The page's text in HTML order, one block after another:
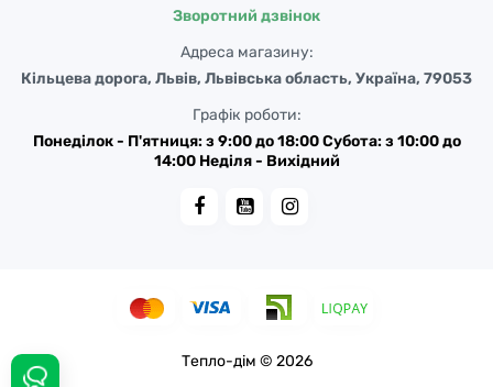
Зворотний дзвінок
Адреса магазину:
Кільцева дорога, Львів, Львівська область, Україна, 79053
Графік роботи:
Понеділок - П'ятниця: з 9:00 до 18:00 Субота: з 10:00 до
14:00 Неділя - Вихідний
Тепло-дім © 2026